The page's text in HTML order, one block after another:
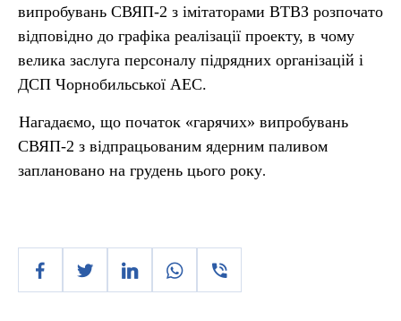
випробувань СВЯП-2 з імітаторами ВТВЗ розпочато
відповідно до графіка реалізації проекту, в чому
велика заслуга персоналу підрядних організацій і
ДСП Чорнобильської АЕС.
Нагадаємо, що початок «гарячих» випробувань
СВЯП-2 з відпрацьованим ядерним паливом
заплановано на грудень цього року.